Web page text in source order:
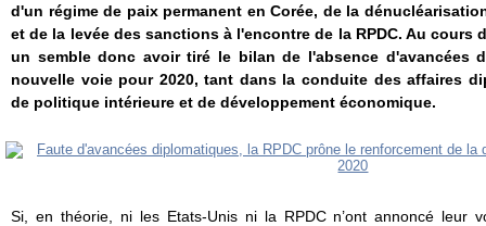
d'un régime de paix permanent en Corée, de la
et de la levée des sanctions à l'encontre de la RPDC. Au cours
un semble donc avoir tiré le bilan de l'absence d'avancées
nouvelle voie pour 2020, tant dans la conduite des affaires
de politique intérieure et de développement économique.
Si, en théorie, ni les Etats-Unis ni la RPDC n’ont annoncé leur